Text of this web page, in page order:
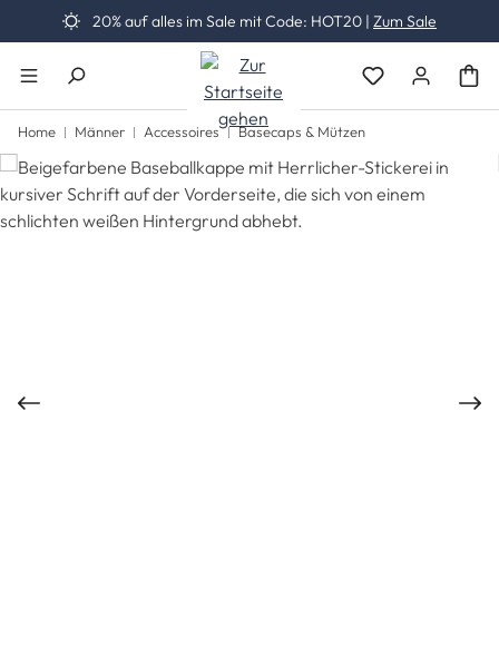
Zum Hauptinhalt springen
20% auf alles im Sale mit Code: HOT20 | Zum Sale
Du hast 0
Home Männer Accessoires Basecaps & Mützen
Bildergalerie überspringen